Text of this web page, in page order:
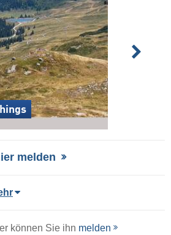
melden
können Sie ihn melden